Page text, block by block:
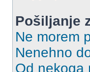
Pošiljanje
Ne morem
Nenehno
Od nekoga